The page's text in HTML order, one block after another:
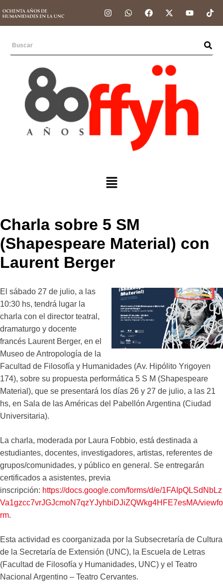
Charla sobre 5 SM
(Shapespeare Material) con
Laurent Berger
El sábado 27 de julio, a las
10:30 hs, tendrá lugar la
charla con el director teatral,
dramaturgo y docente
francés Laurent Berger, en el
Museo de Antropología de la
Facultad de Filosofía y Humanidades (Av. Hipólito Yrigoyen
174), sobre su propuesta performática 5 S M (Shapespeare
Material), que se presentará los días 26 y 27 de julio, a las 21
hs, en Sala de las Américas del Pabellón Argentina (Ciudad
Universitaria).
La charla, moderada por Laura Fobbio, está destinada a
estudiantes, docentes, investigadores, artistas, referentes de
grupos/comunidades, y público en general. Se entregarán
certificados a asistentes, previa
inscripción: https://docs.google.com/forms/d/e/1FAIpQLSdNbLz
Va1gzcc7vrJGJcmoN7qzYJyhbiDJiZQWkg4HFE7esMA/viewfo
rm.
Esta actividad es coorganizada por la Subsecretaría de Cultura
de la Secretaría de Extensión (UNC), la Escuela de Letras
(Facultad de Filosofía y Humanidades, UNC) y el Teatro
Nacional Argentino – Teatro Cervantes.